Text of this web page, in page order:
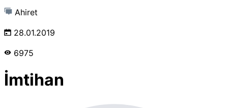
Ahiret
28.01.2019
6975
İmtihan